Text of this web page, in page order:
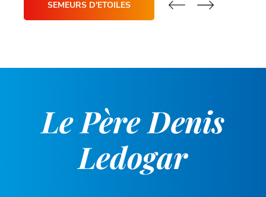
SEMEURS D'ETOILES
Le Père Denis
Ledogar